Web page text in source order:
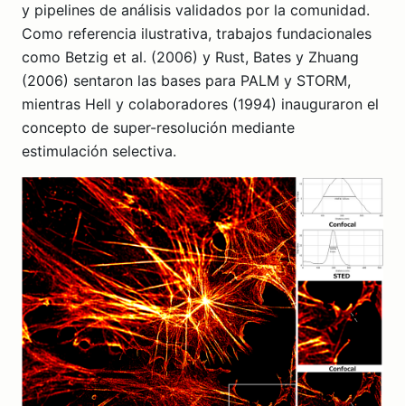
y pipelines de análisis validados por la comunidad.
Como referencia ilustrativa, trabajos fundacionales
como Betzig et al. (2006) y Rust, Bates y Zhuang
(2006) sentaron las bases para PALM y STORM,
mientras Hell y colaboradores (1994) inauguraron el
concepto de super-resolución mediante
estimulación selectiva.